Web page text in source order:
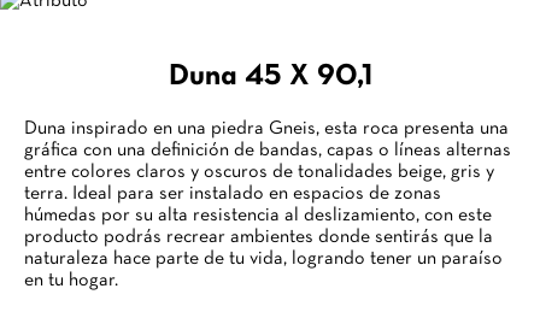
Duna 45 X 90,1
Duna inspirado en una piedra Gneis, esta roca presenta una
gráfica con una definición de bandas, capas o líneas alternas
entre colores claros y oscuros de tonalidades beige, gris y
terra. Ideal para ser instalado en espacios de zonas
húmedas por su alta resistencia al deslizamiento, con este
producto podrás recrear ambientes donde sentirás que la
naturaleza hace parte de tu vida, logrando tener un paraíso
en tu hogar.